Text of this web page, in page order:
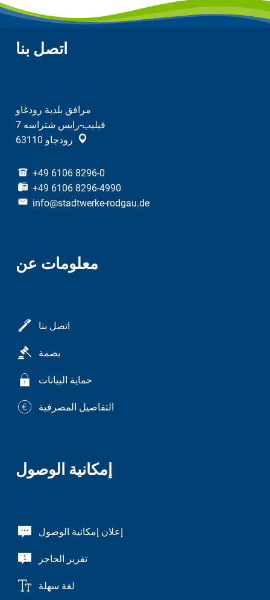
اتصل بنا
مرافق بلدية رودغاو
فيليب-رايس شتراسه 7
63110 رودجاو
+49 6106 8296-0
+49 6106 8296-4990
info@stadtwerke-rodgau.de
معلومات عن
اتصل بنا
بصمة
حماية البيانات
التفاصيل المصرفية
إمكانية الوصول
إعلان إمكانية الوصول
تقرير الحاجز
لغة سهلة